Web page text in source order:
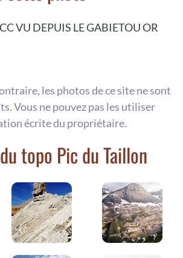
VU DEPUIS LE GABIETOU OR
les photos de ce site ne sont
Vous ne pouvez pas les utiliser
écrite du propriétaire.
topo Pic du Taillon